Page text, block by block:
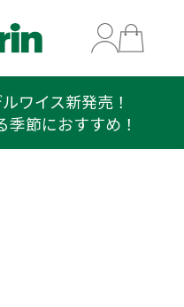
ワイス新発売！
節におすすめ！